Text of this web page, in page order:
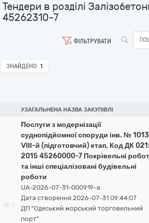
Тендери в розділі
45262310-7
ФІЛЬТРУВАТИ
ЗНАЙДЕНО: 1
УЗАГАЛЬНЕНА НАЗВА ЗАКУПІВЛІ
Послуги з модернізації
суднопідйомної споруди інв. №
ⅤІІІ-й (підготовчий) етап, Код ДК 021:
2015 45260000-7 Покрівельні
та інші спеціалізовані будівельні
роботи
UA-2026-07-31-000919-a
Дата створення 2026-07-31 09:44:07
ДП "Одеський морський торговельний
порт"